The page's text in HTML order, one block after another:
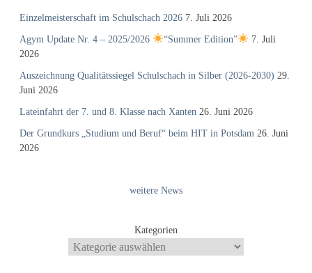
Einzelmeisterschaft im Schulschach 2026 7. Juli 2026
Agym Update Nr. 4 – 2025/2026 “Summer Edition”
7. Juli
2026
Auszeichnung Qualitätssiegel Schulschach in Silber (2026-2030) 29.
Juni 2026
Lateinfahrt der 7. und 8. Klasse nach Xanten 26. Juni 2026
Der Grundkurs „Studium und Beruf“ beim HIT in Potsdam 26. Juni
2026
weitere News
Kategorien